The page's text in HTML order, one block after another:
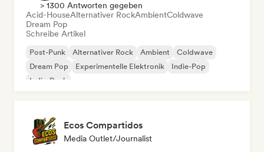
> 1300 Antworten gegeben
Acid-HouseAlternativer RockAmbientColdwave
Dream Pop
Schreibe Artikel
Post-Punk Alternativer Rock Ambient
Coldwave
Dream Pop
Experimentelle Elektronik
Indie-Pop
Indie-Rock
Ecos Compartidos
Media Outlet/Journalist